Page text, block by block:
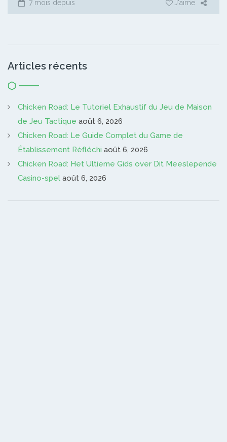
7 mois depuis J'aime
Articles récents
Chicken Road: Le Tutoriel Exhaustif du Jeu de Maison
de Jeu Tactique août 6, 2026
Chicken Road: Le Guide Complet du Game de
Établissement Réfléchi août 6, 2026
Chicken Road: Het Ultieme Gids over Dit Meeslepende
Casino-spel août 6, 2026